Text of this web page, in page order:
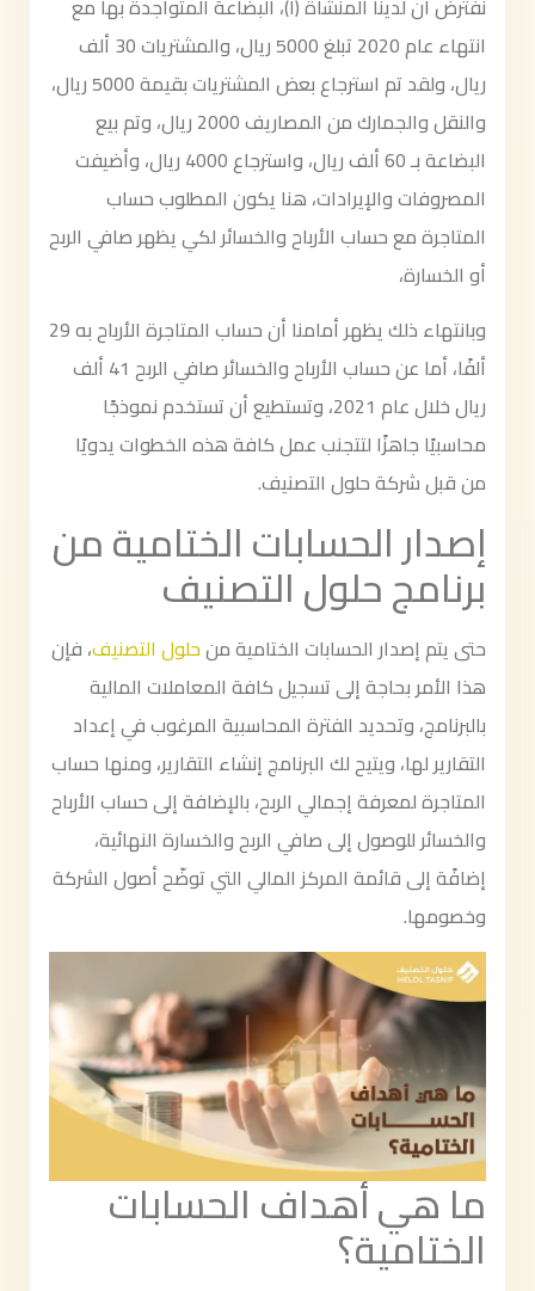
نفترض أن لدينا المنشأة (أ)، البضاعة المتواجدة بها مع
انتهاء عام 2020 تبلغ 5000 ريال، والمشتريات 30 ألف
ريال، ولقد تم استرجاع بعض المشتريات بقيمة 5000 ريال،
والنقل والجمارك من المصاريف 2000 ريال، وتم بيع
البضاعة بـ 60 ألف ريال، واسترجاع 4000 ريال، وأضيفت
المصروفات والإيرادات، هنا يكون المطلوب حساب
المتاجرة مع حساب الأرباح والخسائر لكي يظهر صافي الربح
أو الخسارة،
وبانتهاء ذلك يظهر أمامنا أن حساب المتاجرة الأرباح به 29
ألفًا، أما عن حساب الأرباح والخسائر صافي الربح 41 ألف
ريال خلال عام 2021، وتستطيع أن تستخدم نموذجًا
محاسبيًا جاهزًا لتتجنب عمل كافة هذه الخطوات يدويًا
من قبل شركة حلول التصنيف.
إصدار الحسابات الختامية من
برنامج حلول التصنيف
حتى يتم إصدار الحسابات الختامية منحلول التصنيف، فإن
هذا الأمر بحاجة إلى تسجيل كافة المعاملات المالية
بالبرنامج، وتحديد الفترة المحاسبية المرغوب في إعداد
التقارير لها، ويتيح لك البرنامج إنشاء التقارير، ومنها حساب
المتاجرة لمعرفة إجمالي الربح، بالإضافة إلى حساب الأرباح
والخسائر للوصول إلى صافي الربح والخسارة النهائية،
إضافًة إلى قائمة المركز المالي التي توضّح أصول الشركة
وخصومها.
ما هي أهداف الحسابات
الختامية؟